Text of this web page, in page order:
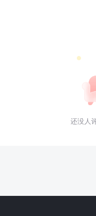
还没人